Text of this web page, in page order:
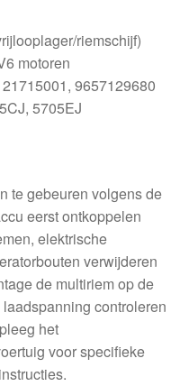
riemschijf)
motoren
9657129680
5705EJ
te gebeuren volgens de
eerst ontkoppelen
elektrische
verwijderen
de multiriem op de
controleren
het
voor specifieke